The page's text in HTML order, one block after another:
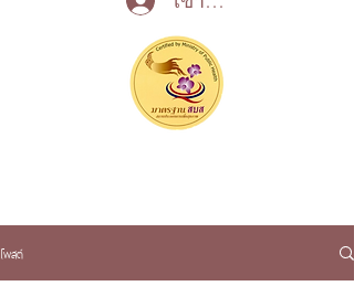
โพสต์